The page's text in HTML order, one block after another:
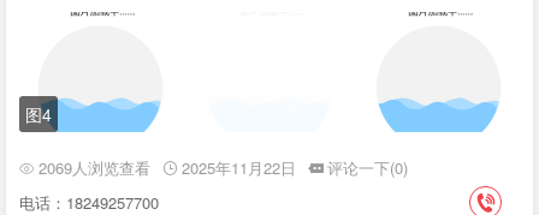
图4
2069人浏览查看 2025年11月22日
评论一下(0)
电话：18249257700